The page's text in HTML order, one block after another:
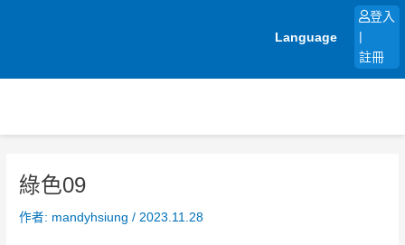
Language
登入
註冊
綠色09
作者: mandyhsiung/ 2023.11.28